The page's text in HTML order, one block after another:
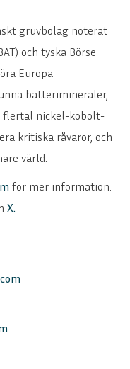
gruvbolag noterat
och tyska Börse
Europa
batterimineraler,
flertal nickel-kobolt-
kritiska råvaror, och
värld.
för mer information.
X.